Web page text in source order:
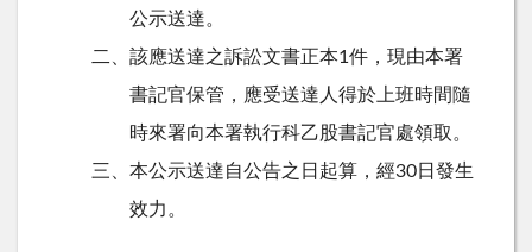
公示送達。
二、該應送達之訴訟文書正本1件，現由本署
書記官保管，應受送達人得於上班時間隨
時來署向本署執行科乙股書記官處領取。
三、本公示送達自公告之日起算，經30日發生
效力。